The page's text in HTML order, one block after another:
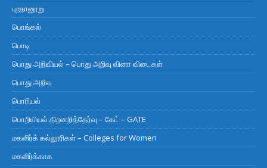
புறநானூறு
பொங்கல்
பொடி
பொது அறிவியல் – பொது அறிவு வினா விடைகள்
பொது அறிவு
பொரியல்
பொறியியல் திறனறித்தேர்வு – கேட் – GATE
மகளிர்க் கல்லூரிகள் – Colleges for Women
மகளிர்க்காக